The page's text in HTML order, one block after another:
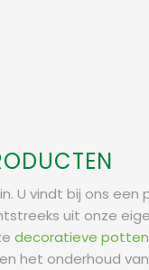
U vindt bij ons
uit onze
decoratieve potten
het onderhoud